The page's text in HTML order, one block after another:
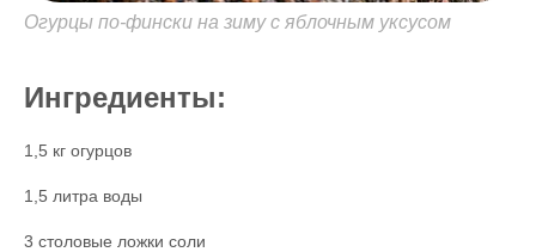
Огурцы по-фински на зиму с яблочным уксусом
Ингредиенты:
1,5 кг огурцов
1,5 литра воды
3 столовые ложки соли